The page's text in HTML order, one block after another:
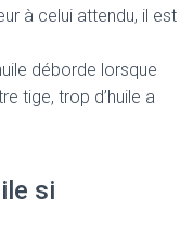
à celui attendu, il est
déborde lorsque
tige, trop d’huile a
si